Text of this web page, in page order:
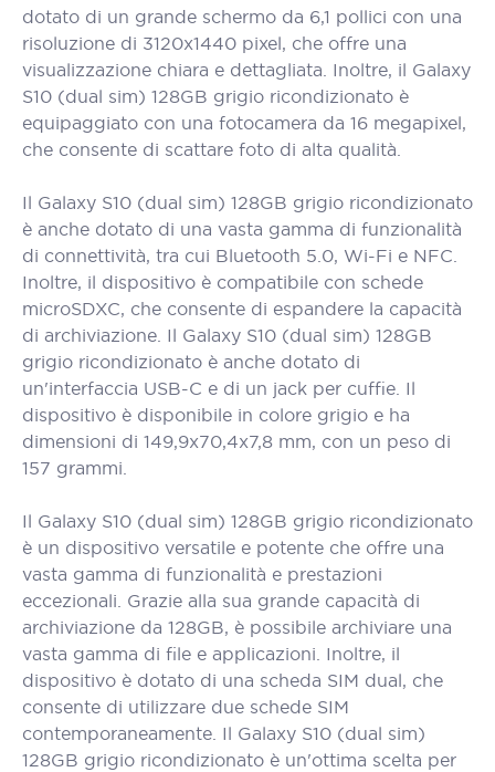
dotato di un grande schermo da 6,1 pollici con una
risoluzione di 3120x1440 pixel, che offre una
visualizzazione chiara e dettagliata. Inoltre, il Galaxy
S10 (dual sim) 128GB grigio ricondizionato è
equipaggiato con una fotocamera da 16 megapixel,
che consente di scattare foto di alta qualità.
Il Galaxy S10 (dual sim) 128GB grigio ricondizionato
è anche dotato di una vasta gamma di funzionalità
di connettività, tra cui Bluetooth 5.0, Wi-Fi e NFC.
Inoltre, il dispositivo è compatibile con schede
microSDXC, che consente di espandere la capacità
di archiviazione. Il Galaxy S10 (dual sim) 128GB
grigio ricondizionato è anche dotato di
un'interfaccia USB-C e di un jack per cuffie. Il
dispositivo è disponibile in colore grigio e ha
dimensioni di 149,9x70,4x7,8 mm, con un peso di
157 grammi.
Il Galaxy S10 (dual sim) 128GB grigio ricondizionato
è un dispositivo versatile e potente che offre una
vasta gamma di funzionalità e prestazioni
eccezionali. Grazie alla sua grande capacità di
archiviazione da 128GB, è possibile archiviare una
vasta gamma di file e applicazioni. Inoltre, il
dispositivo è dotato di una scheda SIM dual, che
consente di utilizzare due schede SIM
contemporaneamente. Il Galaxy S10 (dual sim)
128GB grigio ricondizionato è un'ottima scelta per